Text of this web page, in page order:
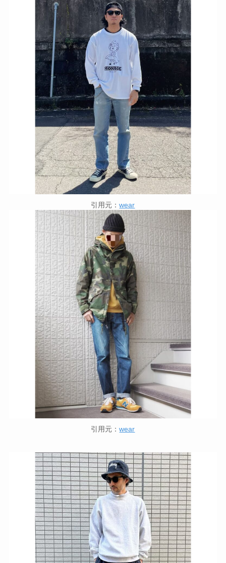
引用元：wear
引用元：wear